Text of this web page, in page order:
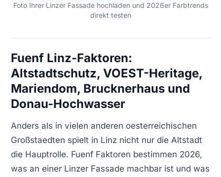
Foto Ihrer Linzer Fassade hochladen und 2026er Farbtrends
direkt testen
Fuenf Linz-Faktoren:
Altstadtschutz, VOEST-Heritage,
Mariendom, Brucknerhaus und
Donau-Hochwasser
Anders als in vielen anderen oesterreichischen
Großstaedten spielt in Linz nicht nur die Altstadt
die Hauptrolle. Fuenf Faktoren bestimmen 2026,
was an einer Linzer Fassade machbar ist und was